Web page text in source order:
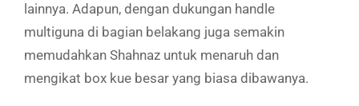
lainnya. Adapun, dengan dukungan handle
multiguna di bagian belakang juga semakin
memudahkan Shahnaz untuk menaruh dan
mengikat box kue besar yang biasa dibawanya.